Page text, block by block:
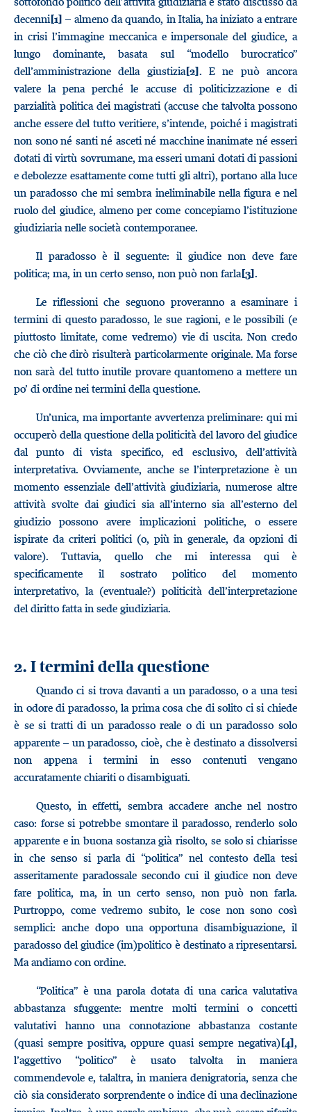
decenni[1] – almeno da quando, in Italia, ha iniziato a entrare
in crisi l’immagine meccanica e impersonale del giudice, a
lungo dominante, basata sul “modello burocratico”
dell’amministrazione della giustizia[2]. E ne può ancora
valere la pena perché le accuse di politicizzazione e di
parzialità politica dei magistrati (accuse che talvolta possono
anche essere del tutto veritiere, s’intende, poiché i magistrati
non sono né santi né asceti né macchine inanimate né esseri
dotati di virtù sovrumane, ma esseri umani dotati di passioni
e debolezze esattamente come tutti gli altri), portano alla luce
un paradosso che mi sembra ineliminabile nella figura e nel
ruolo del giudice, almeno per come concepiamo l’istituzione
giudiziaria nelle società contemporanee.
Il paradosso è il seguente: il giudice non deve fare
politica; ma, in un certo senso, non può non farla[3].
Le riflessioni che seguono proveranno a esaminare i
termini di questo paradosso, le sue ragioni, e le possibili (e
piuttosto limitate, come vedremo) vie di uscita. Non credo
che ciò che dirò risulterà particolarmente originale. Ma forse
non sarà del tutto inutile provare quantomeno a mettere un
po’ di ordine nei termini della questione.
Un’unica, ma importante avvertenza preliminare: qui mi
occuperò della questione della politicità del lavoro del giudice
dal punto di vista specifico, ed esclusivo, dell’attività
interpretativa. Ovviamente, anche se l’interpretazione è un
momento essenziale dell’attività giudiziaria, numerose altre
attività svolte dai giudici sia all’interno sia all’esterno del
giudizio possono avere implicazioni politiche, o essere
ispirate da criteri politici (o, più in generale, da opzioni di
valore). Tuttavia, quello che mi interessa qui è
specificamente il sostrato politico del momento
interpretativo, la (eventuale?) politicità dell’interpretazione
del diritto fatta in sede giudiziaria.
2. I termini della questione
Quando ci si trova davanti a un paradosso, o a una tesi
in odore di paradosso, la prima cosa che di solito ci si chiede
è se si tratti di un paradosso reale o di un paradosso solo
apparente – un paradosso, cioè, che è destinato a dissolversi
non appena i termini in esso contenuti vengano
accuratamente chiariti o disambiguati.
Questo, in effetti, sembra accadere anche nel nostro
caso: forse si potrebbe smontare il paradosso, renderlo solo
apparente e in buona sostanza già risolto, se solo si chiarisse
in che senso si parla di “politica” nel contesto della tesi
asseritamente paradossale secondo cui il giudice non deve
fare politica, ma, in un certo senso, non può non farla.
Purtroppo, come vedremo subito, le cose non sono così
semplici: anche dopo una opportuna disambiguazione, il
paradosso del giudice (im)politico è destinato a ripresentarsi.
Ma andiamo con ordine.
“Politica” è una parola dotata di una carica valutativa
abbastanza sfuggente: mentre molti termini o concetti
valutativi hanno una connotazione abbastanza costante
(quasi sempre positiva, oppure quasi sempre negativa)[4],
l’aggettivo “politico” è usato talvolta in maniera
commendevole e, talaltra, in maniera denigratoria, senza che
ciò sia considerato sorprendente o indice di una declinazione